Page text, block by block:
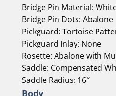
Bridge Pin Material:
Bridge Pin Dots: Abalone
Pickguard: Tortoise
Pickguard Inlay: None
Rosette: Abalone with
Saddle: Compensated
Saddle Radius: 16″
Body